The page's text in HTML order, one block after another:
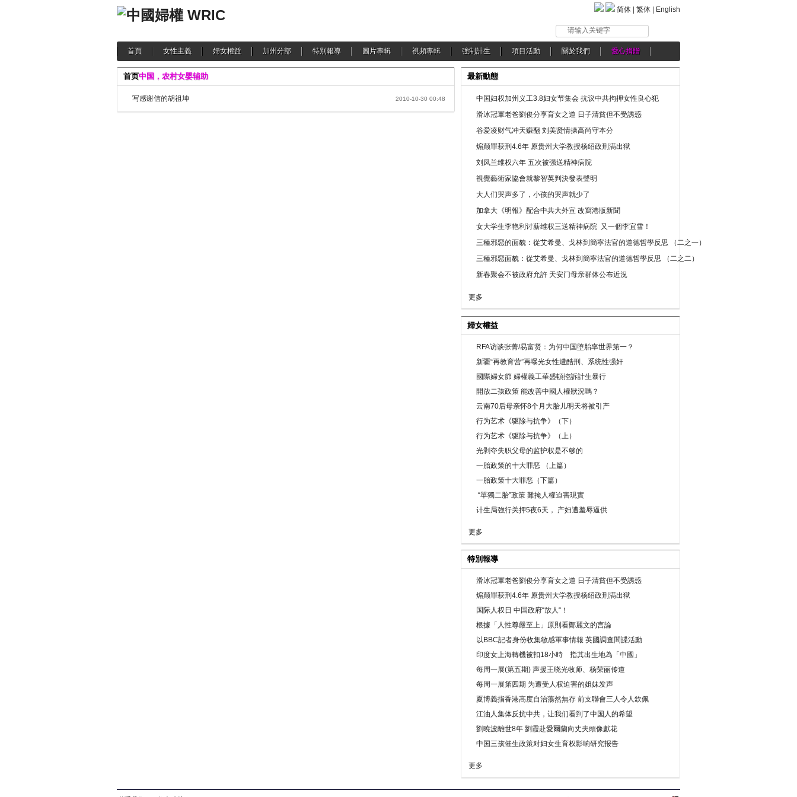
简体 繁体 English
请输入关键字
首頁 女性主義 婦女權益 加州分部 特別報導 圖片專輯 視頻專輯 強制計生 項目活動 關於我們 愛心捐贈
首页中国，农村女婴辅助
写感谢信的胡祖坤 2010-10-30 00:48
最新動態
中国妇权加州义工3.8妇女节集会 抗议中共拘押女性良心犯
滑冰冠軍老爸劉俊分享育女之道 日子清貧但不受誘惑
谷爱凌财气冲天赚翻 刘美贤情操高尚守本分
煽颠罪获刑4.6年 原贵州大学教授杨绍政刑满出狱
刘凤兰维权六年 五次被强送精神病院
視覺藝術家協會就黎智英判決發表聲明
大人们哭声多了，小孩的哭声就少了
加拿大《明報》配合中共大外宣 改寫港版新聞
女大学生李艳利讨薪维权三送精神病院 又一個李宜雪！
三種邪惡的面貌：從艾希曼、戈林到簡寧法官的道德哲學反思 （二之一）
三種邪惡面貌：從艾希曼、戈林到簡寧法官的道德哲學反思 （二之二）
新春聚会不被政府允許 天安门母亲群体公布近況
更多
婦女權益
RFA访谈张菁/易富贤：为何中国堕胎率世界第一？
新疆“再教育营”再曝光女性遭酷刑、系统性强奸
國際婦女節 婦權義工華盛頓控訴計生暴行
開放二孩政策 能改善中國人權狀況嗎？
云南70后母亲怀8个月大胎儿明天将被引产
行为艺术《驱除与抗争》（下）
行为艺术《驱除与抗争》（上）
光剥夺失职父母的监护权是不够的
一胎政策的十大罪恶 （上篇）
一胎政策十大罪恶（下篇）
“單獨二胎”政策 難掩人權迫害現實
计生局強行关押5夜6天， 产妇遭羞辱逼供
更多
特別報導
滑冰冠軍老爸劉俊分享育女之道 日子清貧但不受誘惑
煽颠罪获刑4.6年 原贵州大学教授杨绍政刑满出狱
国际人权日 中国政府“放人“！
根據「人性尊嚴至上」原則看鄭麗文的言論
以BBC記者身份收集敏感軍事情報 英國調查間諜活動
印度女上海轉機被扣18小時 指其出生地為「中國」
每周一展(第五期) 声援王晓光牧师、杨荣丽传道
每周一展第四期 为遭受人权迫害的姐妹发声
夏博義指香港高度自治蕩然無存 前支聯會三人令人欽佩
江油人集体反抗中共，让我们看到了中国人的希望
劉曉波離世8年 劉霞赴愛爾蘭向丈夫頭像獻花
中国三孩催生政策对妇女生育权影响研究报告
更多